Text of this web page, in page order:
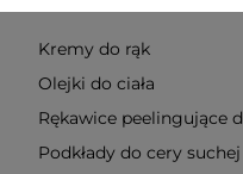
Kremy do rąk
Olejki do ciała
Rękawice peelingujące
Podkłady do cery suchej